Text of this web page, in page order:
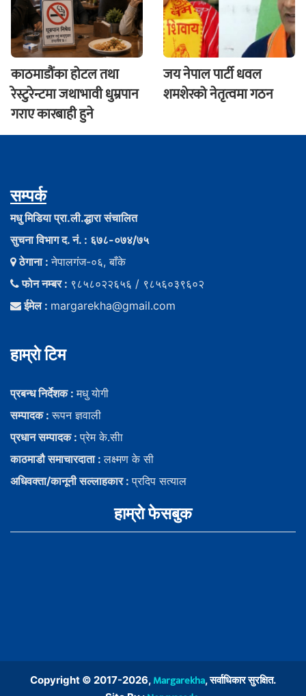
काठमाडौंका होटल तथा
रेस्टुरेन्टमा जथाभावी धुम्रपान
गराए कारबाही हुने
जय नेपाल पार्टी धवल
शमशेरको नेतृत्वमा गठन
सम्पर्क
मधु मिडिया प्रा.ली.द्धारा संचालित
सुचना विभाग द. नं. : ६७८-०७४/७५
ठेगाना :नेपालगंज-०६, बाँके
फोन नम्बर : ९८५८०२२६५६ / ९८५६०३९६०२
ईमेल : margarekha@gmail.com
हाम्राे टिम
प्रबन्ध निर्देशक :मधु याेगी
सम्पादक :रूपन ज्ञवाली
प्रधान सम्पादक :प्रेम के.सीा
काठमाडौ समाचारदाता :लक्ष्मण के सी
अधिवक्ता/कानूनी सल्लाहकार :प्रदिप सत्याल
हाम्राे फेसबुक
Copyright © 2017-2026, Margarekha, सर्वाधिकार सुरक्षित.